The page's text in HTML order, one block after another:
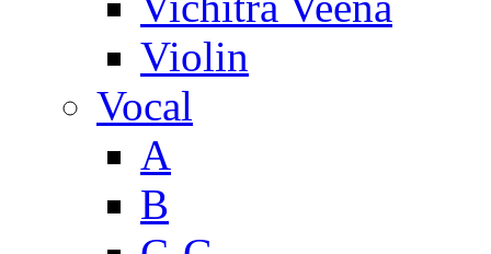
Violin
Vocal
A
B